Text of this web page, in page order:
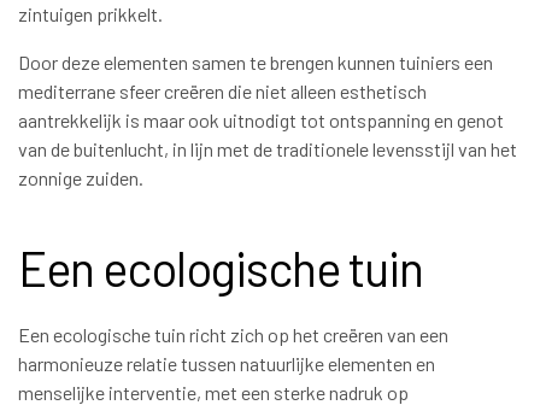
zintuigen prikkelt.
Door deze elementen samen te brengen kunnen tuiniers een
mediterrane sfeer creëren die niet alleen esthetisch
aantrekkelijk is maar ook uitnodigt tot ontspanning en genot
van de buitenlucht, in lijn met de traditionele levensstijl van het
zonnige zuiden.
Een ecologische tuin
Een ecologische tuin richt zich op het creëren van een
harmonieuze relatie tussen natuurlijke elementen en
menselijke interventie, met een sterke nadruk op